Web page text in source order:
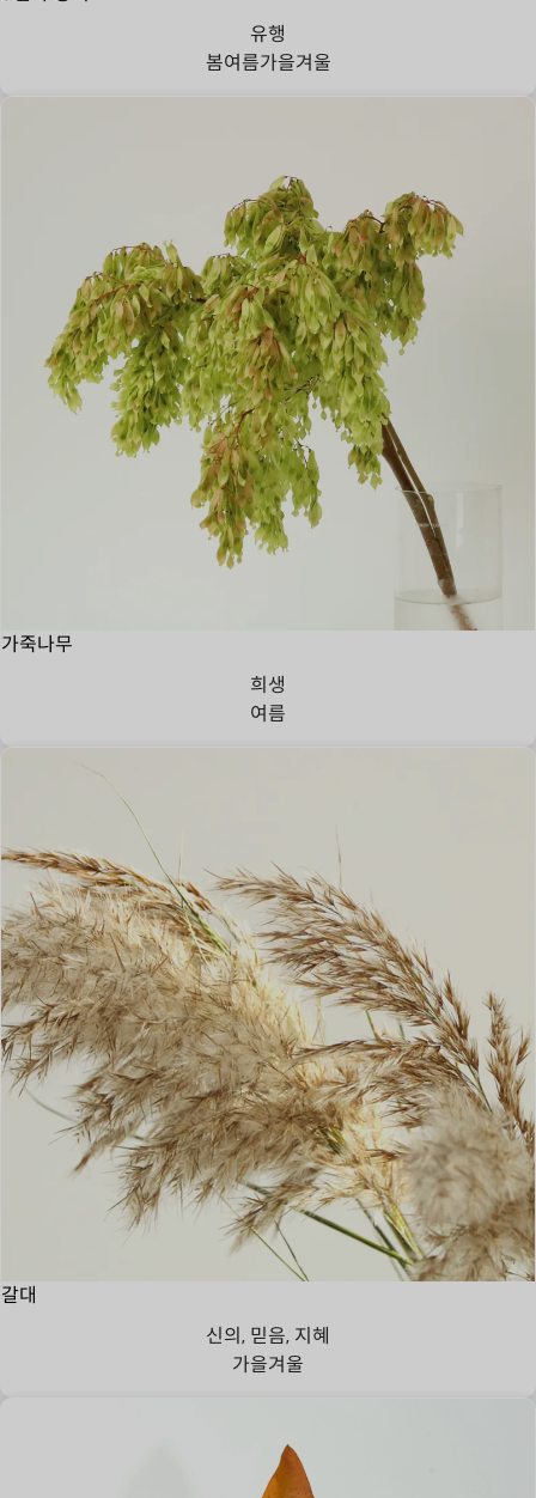
유행
봄여름가을겨울
가죽나무
희생
여름
갈대
신의, 믿음, 지혜
가을겨울